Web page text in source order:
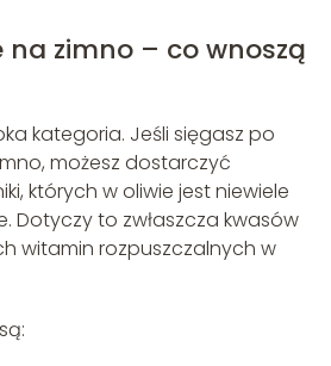
na zimno – co wnoszą
kategoria. Jeśli sięgasz po
możesz dostarczyć
których w oliwie jest niewiele
Dotyczy to zwłaszcza kwasów
witamin rozpuszczalnych w